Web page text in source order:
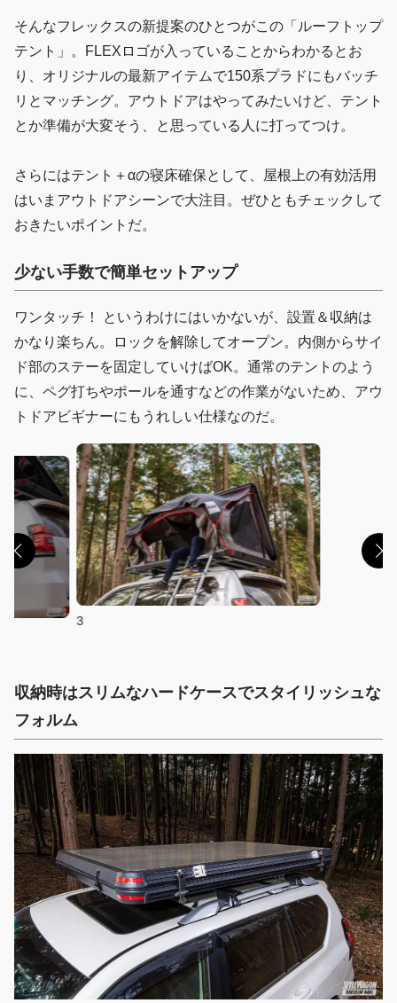
そんなフレックスの新提案のひとつがこの「ルーフトップ
テント」。FLEXロゴが入っていることからわかるとお
り、オリジナルの最新アイテムで150系プラドにもバッチ
リとマッチング。アウトドアはやってみたいけど、テント
とか準備が大変そう、と思っている人に打ってつけ。
さらにはテント＋αの寝床確保として、屋根上の有効活用
はいまアウトドアシーンで大注目。ぜひともチェックして
おきたいポイントだ。
少ない手数で簡単セットアップ
ワンタッチ！ というわけにはいかないが、設置＆収納は
かなり楽ちん。ロックを解除してオープン。内側からサイ
ド部のステーを固定していけばOK。通常のテントのよう
に、ペグ打ちやポールを通すなどの作業がないため、アウ
トドアビギナーにもうれしい仕様なのだ。
3
収納時はスリムなハードケースでスタイリッシュな
フォルム